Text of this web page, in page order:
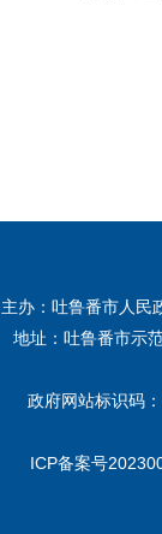
主办：吐鲁番市人民
地址：吐鲁番市示
政府网站标识码
ICP备案号